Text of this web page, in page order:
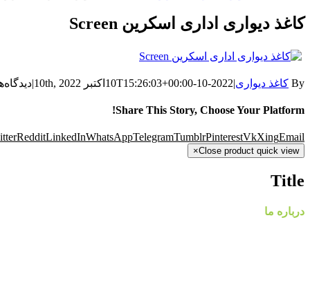
کاغذ دیواری اداری اسکرین Screen
By کاغذ دیواری|
2022-10-10T15:26:03+00:00 اکتبر 10th, 2022 |
Share This Story, Choose Your Platform!
RedditLinkedInWhatsAppTelegramTumblrPinterestVkXingEmail
Close product quick view
×
Title
درباره ما